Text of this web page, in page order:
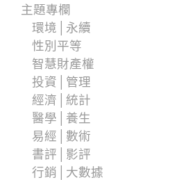
主題專欄
環境│永續
性別平等
智慧財產權
投資│管理
經濟│統計
醫學│養生
易經│數術
書評│影評
行銷│大數據